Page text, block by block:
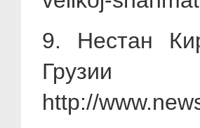
9. Нестан
http://